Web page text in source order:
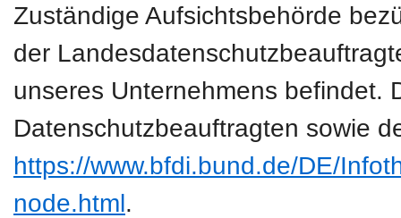
Zuständige Aufsichtsbehörde
der
unseres Unternehmens befindet.
Datenschutzbeauftragten sowie
https://www.bfdi.bund.de/DE/
node.html.